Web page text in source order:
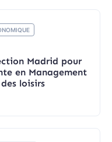
Madrid pour
en Management
loisirs